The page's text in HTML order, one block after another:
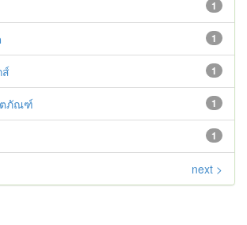
1
1
1
1
ตภัณฑ์
1
next >